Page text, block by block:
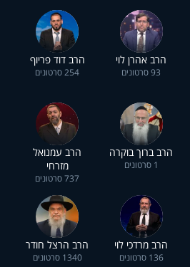
הרב אהרן לוי
93 סרטונים
הרב דוד פריוף
254 סרטונים
הרב ברוך בוקרה
1 סרטונים
הרב עמנואל
מזרחי
737 סרטונים
הרב מרדכי לוי
136 סרטונים
הרב הרצל חודר
1340 סרטונים